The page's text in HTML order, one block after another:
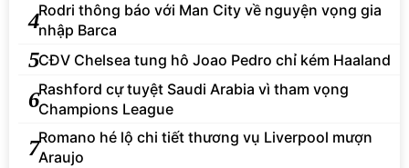
4Rodri thông báo với Man City về nguyện vọng gia
nhập Barca
5CĐV Chelsea tung hô Joao Pedro chỉ kém Haaland
6Rashford cự tuyệt Saudi Arabia vì tham vọng
Champions League
7Romano hé lộ chi tiết thương vụ Liverpool mượn
Araujo